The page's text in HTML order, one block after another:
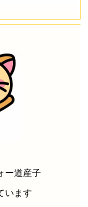
ー道産子
います